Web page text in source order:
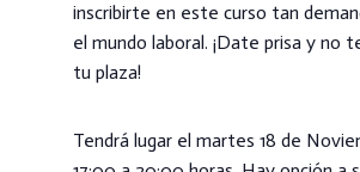
inscribirte en este curso tan
el mundo laboral. ¡Date prisa y no
tu plaza!
Tendrá lugar el martes 18 de